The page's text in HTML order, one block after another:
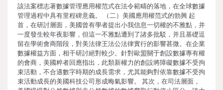
該法案標志著數據管理應用權范式在法令範疇的落地，在全球數據
管理過程中具有里程碑意義。 （二）美國應用權范式的勃興 起
首，在研討層面，美國曾有學者提出小我信息一切權的不雅點，并
一度發生較年夜影響，但這一不雅點遭到了諸多批駁，并且基礎逗
留在學術會商階段，對美法律王法公法律實行的影響甚微。在企業
數據權益方面，相干研討絕對較少。針對歐盟關于創設數據專有權
的會商，美國粹者回應指出，此類新權力的創設將障礙數據不受拘
束活動，不合適數字時期的成長需求，尤其能夠對依靠數據不受拘
束活動成長的美國科技公司形成晦氣影響。 其次，在司法層面，